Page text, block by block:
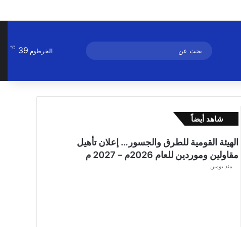
بحث
الوضع المظلم
الخرطوم 39
℃
شاهد أيضاً
الهيئة القومية للطرق والجسور… إعلان تأهيل
مقاولين وموردين للعام 2026م – 2027 م
منذ يومين